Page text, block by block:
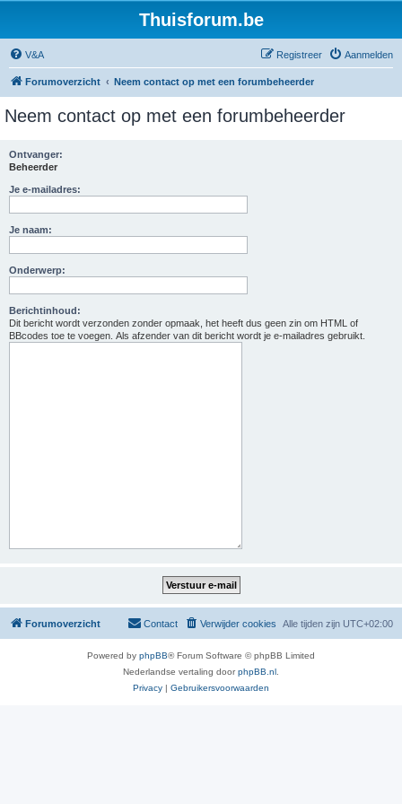
Thuisforum.be
V&A Aanmelden
Registreer
Forumoverzicht Neem contact op met een forumbeheerder
Neem contact op met een forumbeheerder
Ontvanger:
Beheerder
Je e-mailadres:
Je naam:
Onderwerp:
Berichtinhoud:
Dit bericht wordt verzonden zonder opmaak, het heeft dus geen zin om HTML of
BBcodes toe te voegen. Als afzender van dit bericht wordt je e-mailadres gebruikt.
Forumoverzicht Alle tijden zijn UTC+02:00
Verwijder cookies
Contact
Powered by phpBB® Forum Software © phpBB Limited
Nederlandse vertaling doorphpBB.nl
Privacy | Gebruikersvoorwaarden